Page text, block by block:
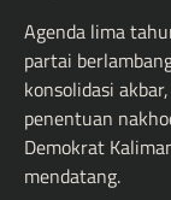
Agenda lima
partai
konsolidasi
penentuan
Demokrat
mendatang.